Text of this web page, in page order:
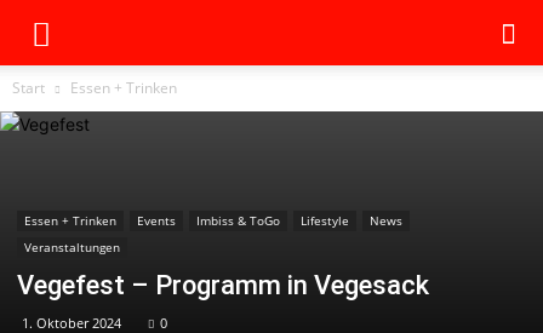
Start Essen + Trinken
Essen + Trinken Events Imbiss & ToGo Lifestyle
News
Veranstaltungen
Vegefest – Programm in Vegesack
1. Oktober 2024 0